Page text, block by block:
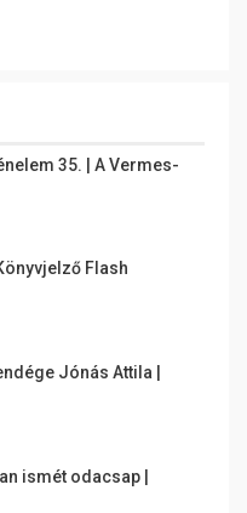
35. | A Vermes-
Flash
Jónás Attila |
ismét odacsap |